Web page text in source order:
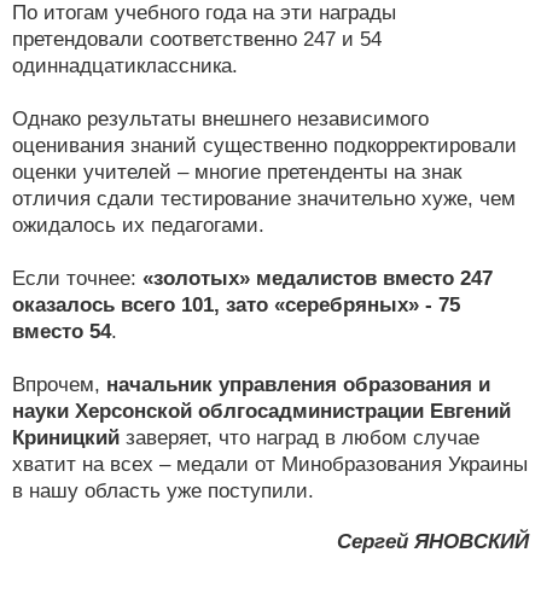
По итогам учебного года на эти награды
претендовали соответственно 247 и 54
одиннадцатиклассника.
Однако результаты внешнего независимого
оценивания знаний существенно подкорректировали
оценки учителей – многие претенденты на знак
отличия сдали тестирование значительно хуже, чем
ожидалось их педагогами.
Если точнее: «золотых» медалистов вместо 247
оказалось всего 101, зато «серебряных» - 75
вместо 54.
Впрочем, начальник управления образования и
науки Херсонской облгосадминистрации Евгений
Криницкий заверяет, что наград в любом случае
хватит на всех – медали от Минобразования Украины
в нашу область уже поступили.
Сергей ЯНОВСКИЙ